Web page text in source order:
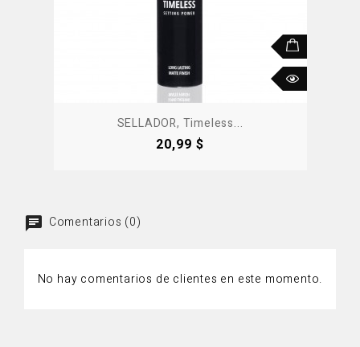
SELLADOR, Timeless...
Precio
20,99 $
Comentarios (0)
No hay comentarios de clientes en este momento.